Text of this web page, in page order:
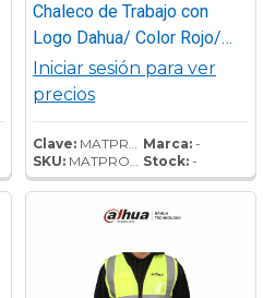
Chaleco de Trabajo con
Logo Dahua/ Color Rojo/
Unitalla/ Promocional
Iniciar sesión para ver
precios
Clave: MATPRO022
SKU: MATPRO022
Marca:-
Stock:-